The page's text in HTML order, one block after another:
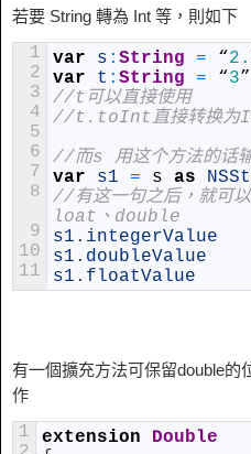
若要 String 轉為 Int 等，則如下
1
2
3
4
5
6
7
8
9
10
11
var s : String = “
var
t : String = “3”
//t可以直接使用
//t.toInt直接转换为
//而s 用这个方法的话
var
s1 = s as
//有这一句之后，就可
loat、double
s1 . integerValue
s1 . doubleValue
s1 . floatValue
有一個擴充方法可保留double的
作
1
extension
Double